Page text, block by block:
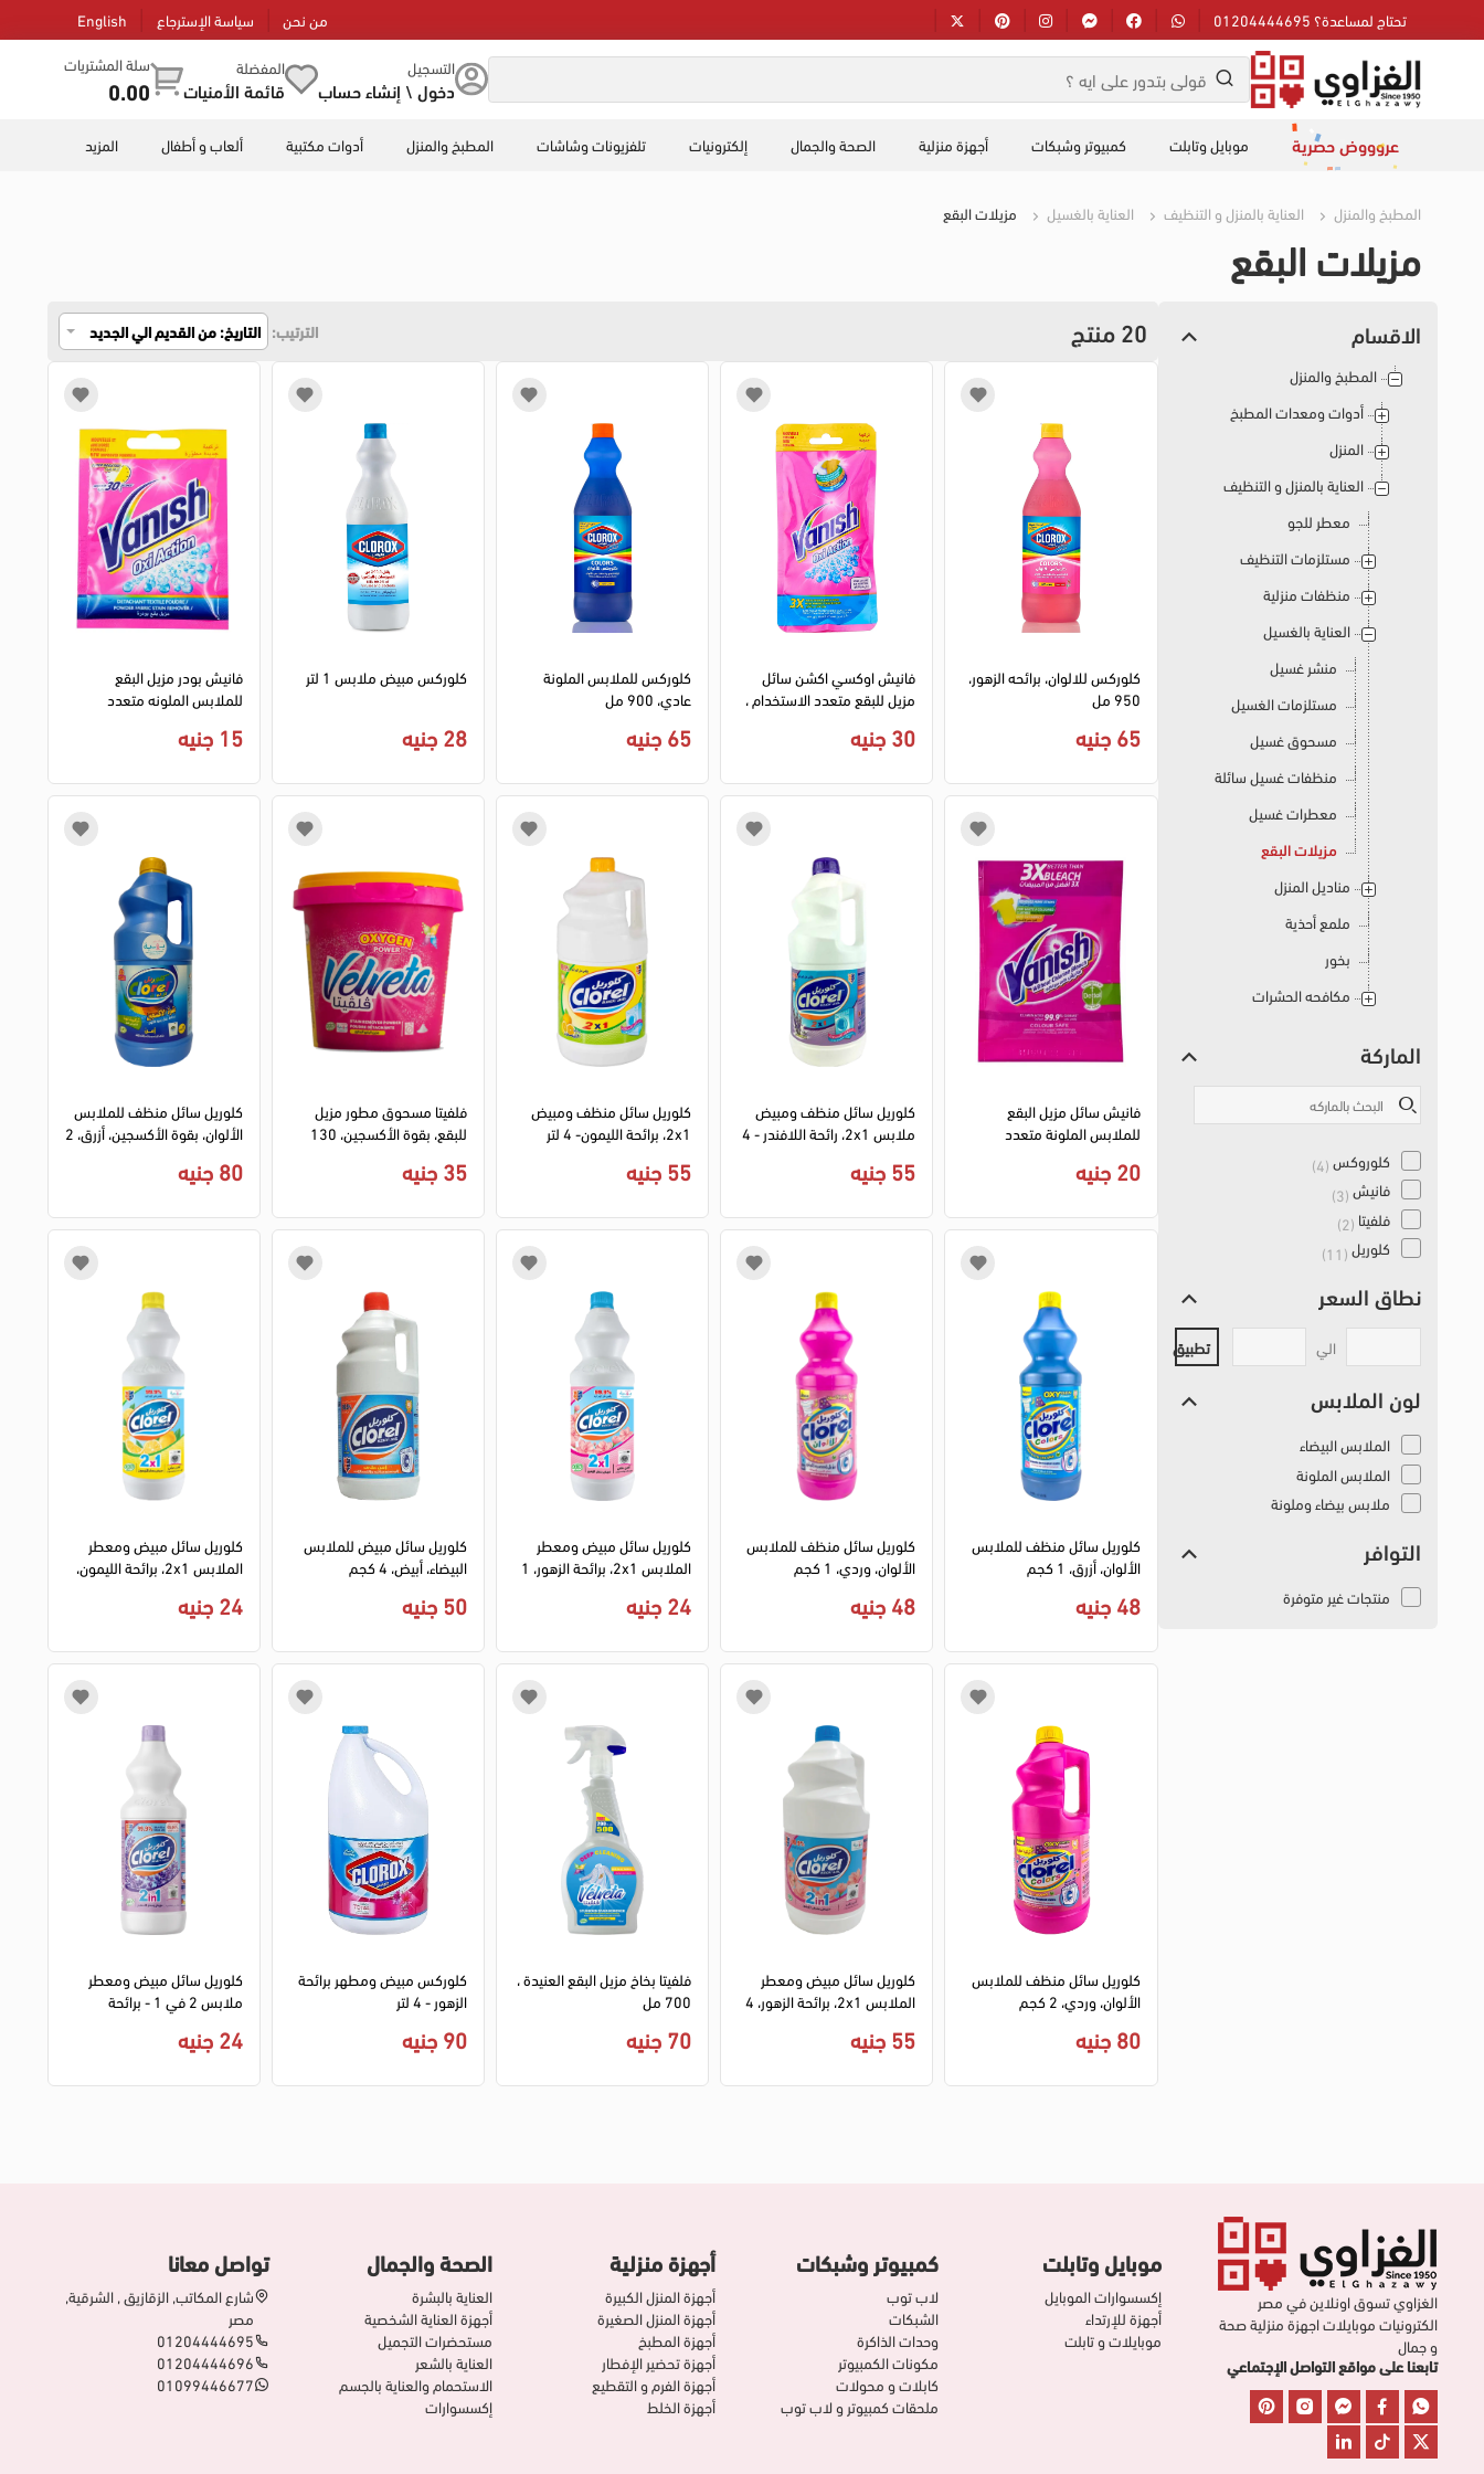
تحتاج لمساعدة؟ 01204444695 من نحن سياسة الإسترجاع English
التسجيل
دخول \ إنشاء حساب
المفضلة
قائمة الأمنيات
سلة المشتريات
0.00
عروووض حصرية موبايل وتابلت كمبيوتر وشبكات أجهزة منزلية الصحة والجمال إلكترونيات تلفزيونات وشاشات المطبخ والمنزل أدوات مكتبية ألعاب و أطفال المزيد
المطبخ والمنزل العناية بالمنزل و التنظيف العناية بالغسيل مزيلات البقع
مزيلات البقع
الاقسام
المطبخ والمنزل
أدوات ومعدات المطبخ
المنزل
العناية بالمنزل و التنظيف
معطر للجو
مستلزمات التنظيف
منظفات منزلية
العناية بالغسيل
منشر غسيل
مستلزمات الغسيل
مسحوق غسيل
منظفات غسيل سائلة
معطرات غسيل
مزيلات البقع
مناديل المنزل
ملمع أحذية
بخور
مكافحه الحشرات
الماركة
كلوروكس(4)
فانيش(3)
فلفيتا (2)
كلوريل(11)
نطاق السعر
الي تطبيق
لون الملابس
الملابس البيضاء
الملابس الملونة
ملابس بيضاء وملونة
التوافر
منتجات غير متوفرة
20 منتج الترتيب: التاريخ: من القديم الي الجديد
كلوركس للالوان، برائحه الزهور،
950 مل
65 جنيه
فانيش اوكسي اكشن سائل
مزيل للبقع متعدد الاستخدام ،
30 جنيه
كلوركس للملابس الملونة
عادي، 900 مل
65 جنيه
كلوركس مبيض ملابس 1 لتر
28 جنيه
فانيش بودر مزيل البقع
للملابس الملونه متعدد
15 جنيه
فانيش سائل مزيل البقع
للملابس الملونة متعدد
20 جنيه
كلوريل سائل منظف ومبيض
ملابس 2x1، رائحة اللافندر - 4
55 جنيه
كلوريل سائل منظف ومبيض
2x1، برائحة الليمون- 4 لتر
55 جنيه
فلفيتا مسحوق مطور مزيل
للبقع، بقوة الأكسجين، 130
35 جنيه
كلوريل سائل منظف للملابس
الألوان، بقوة الأكسجين، أزرق، 2
80 جنيه
كلوريل سائل منظف للملابس
الألوان، أزرق، 1 كجم
48 جنيه
كلوريل سائل منظف للملابس
الألوان، وردي، 1 كجم
48 جنيه
كلوريل سائل مبيض ومعطر
الملابس 2x1، برائحة الزهور، 1
24 جنيه
كلوريل سائل مبيض للملابس
البيضاء، أبيض، 4 كجم
50 جنيه
كلوريل سائل مبيض ومعطر
الملابس 2x1، برائحة الليمون،
24 جنيه
كلوريل سائل منظف للملابس
الألوان، وردي، 2 كجم
80 جنيه
كلوريل سائل مبيض ومعطر
الملابس 2x1، برائحة الزهور، 4
55 جنيه
فلفيتا بخاخ مزيل البقع العنيدة ،
700 مل
70 جنيه
كلوركس مبيض ومطهر برائحة
الزهور - 4 لتر
90 جنيه
كلوريل سائل مبيض ومعطر
ملابس 2 في 1 - برائحة
24 جنيه
الغزاوي تسوق اونلاين في مصر
الكترونيات موبايلات اجهزة منزلية صحة
و جمال
تابعنا على مواقع التواصل الإجتماعي
موبايل وتابلت
إكسسوارات الموبايل
أجهزة للإرتداء
موبايلات و تابلت
كمبيوتر وشبكات
لاب توب
الشبكات
وحدات الذاكرة
مكونات الكمبيوتر
كابلات و محولات
ملحقات كمبيوتر و لاب توب
أجهزة منزلية
أجهزة المنزل الكبيرة
أجهزة المنزل الصغيرة
أجهزة المطبخ
أجهزة تحضير الإفطار
أجهزة الفرم و التقطيع
أجهزة الخلط
الصحة والجمال
العناية بالبشرة
أجهزة العناية الشخصية
مستحضرات التجميل
العناية بالشعر
الاستحمام والعناية بالجسم
إكسسوارات
تواصل معانا
شارع المكاتب, الزقازيق , الشرقية,
مصر
01204444695
01204444696
01099446677